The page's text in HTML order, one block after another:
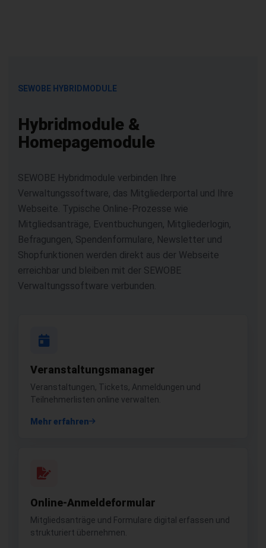
SEWOBE HYBRIDMODULE
Hybridmodule &
Homepagemodule
SEWOBE Hybridmodule verbinden Ihre
Verwaltungssoftware, das Mitgliederportal und Ihre
Webseite. Typische Online-Prozesse wie
Mitgliedsanträge, Eventbuchungen, Mitgliederlogin,
Befragungen, Spendenformulare, Newsletter und
Shopfunktionen werden direkt aus der Webseite
erreichbar und bleiben mit der SEWOBE
Verwaltungssoftware verbunden.
Veranstaltungsmanager
Veranstaltungen, Tickets, Anmeldungen und
Teilnehmerlisten online verwalten.
Mehr erfahren
Online-Anmeldeformular
Mitgliedsanträge und Formulare digital erfassen und
strukturiert übernehmen.